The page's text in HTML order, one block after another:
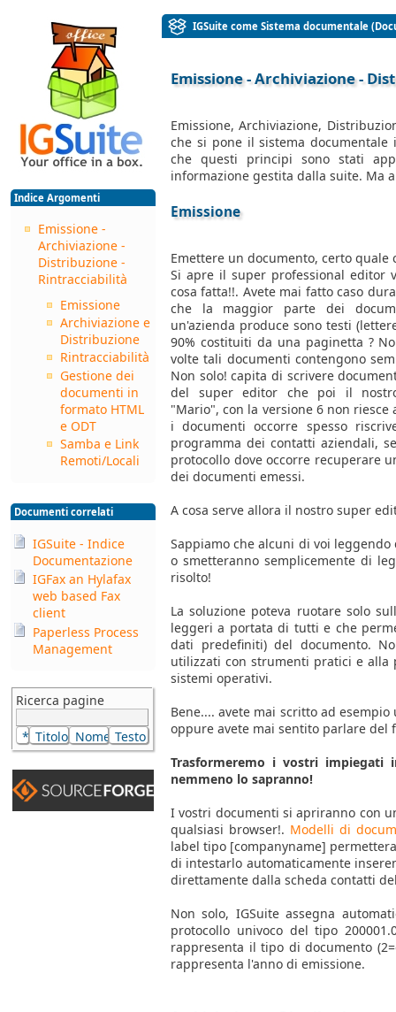
Indice Argomenti
Emissione -
Archiviazione -
Distribuzione -
Rintracciabilità
Emissione
Archiviazione e
Distribuzione
Rintracciabilità
Gestione dei
documenti in
formato HTML
e ODT
Samba e Link
Remoti/Locali
Documenti correlati
IGSuite - Indice
Documentazione
IGFax an Hylafax
web based Fax
client
Paperless Process
Management
Ricerca pagine
IGSuite come Sistema documentale
Emissione - Archiviazione -
Emissione, Archiviazione,
che si pone il sistema
che questi principi sono stati
informazione gestita dalla suite. Ma
Emissione
Emettere un documento, certo quale
Si apre il super professional editor
cosa fatta!!. Avete mai fatto caso
che la maggior parte dei
un'azienda produce sono testi
90% costituiti da una paginetta ?
volte tali documenti contengono
Non solo! capita di scrivere
del super editor che poi il
"Mario", con la versione 6 non
i documenti occorre spesso
programma dei contatti aziendali,
protocollo dove occorre recuperare
dei documenti emessi.
A cosa serve allora il nostro super
Sappiamo che alcuni di voi
o smetteranno semplicemente di
risolto!
La soluzione poteva ruotare solo
leggeri a portata di tutti e che
dati predefiniti) del documento.
utilizzati con strumenti pratici e
sistemi operativi.
Bene.... avete mai scritto ad
oppure avete mai sentito parlare del
Trasformeremo i vostri
nemmeno lo sapranno!
I vostri documenti si apriranno con
qualsiasi browser!. Modelli di
label tipo [companyname]
di intestarlo automaticamente
direttamente dalla scheda contatti
Non solo, IGSuite assegna
protocollo univoco del tipo
rappresenta il tipo di documento
rappresenta l'anno di emissione.